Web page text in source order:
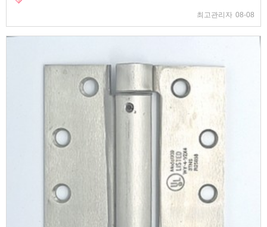
최고관리자 08-08